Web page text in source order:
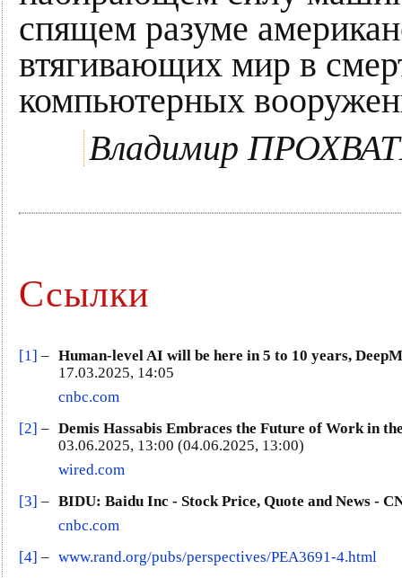
спящем разуме
втягивающих мир в
компьютерных
Владимир
Ссылки
[1] – Human-level AI will be here in 5 to 10 years,
17.03.2025, 14:05
cnbc.com
[2] – Demis Hassabis Embraces the Future of Work in
03.06.2025, 13:00 (04.06.2025, 13:00)
wired.com
[3] – BIDU: Baidu Inc - Stock Price, Quote and News -
cnbc.com
[4] – www.rand.org/pubs/perspectives/PEA3691-4.html